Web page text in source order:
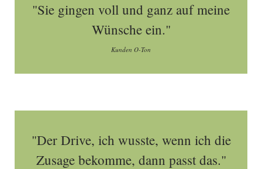
"Sie gingen voll und ganz auf meine
Wünsche ein."
Kunden O-Ton
"Der Drive, ich wusste, wenn ich die
Zusage bekomme, dann passt das."